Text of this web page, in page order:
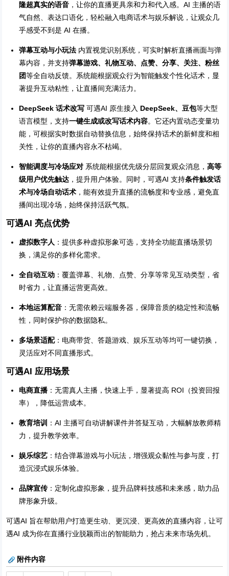
隆超真实的语音 ，让你的直播更具亲和力和代入感。AI 主播的语
气自然、表达口语化，轻松融入电商话术与娱乐解说，让观众几
乎感受不到是 AI 在播。
弹幕互动与小玩法 内置视觉识别系统，可实时解析直播画面与弹
幕内容，并支持弹幕游戏、礼物互动、点赞、分享、关注、粉丝
团等全自动反馈。系统能根据观众行为智能触发个性化话术，显
著提升互动粘性，让直播间充满活力。
DeepSeek 话术改写 可遇AI 原生接入 DeepSeek、豆包等大型
语言模型，支持一键生成或改写话术内容。它还内置动态变量功
能，可根据实时数据自动替换信息，始终保持话术的新鲜度和相
关性，让你的直播内容永不枯竭。
智能调度与冷场应对 系统能根据优先级分层回复观众消息，高等
级用户优先触达 ，提升用户体验。同时，可遇AI 支持条件触发话
术与冷场自动话术 ，能有效提升直播的流畅度和专业感，避免直
播间出现冷场，始终保持活跃气氛。
可遇AI 亮点优势
虚拟数字人 ：提供多种虚拟形象可选，支持全功能直播场景切
换，满足你的多样化需求。
全自动互动 ：覆盖弹幕、礼物、点赞、分享等常见互动类型，省
时省力，让直播运营更高效。
本地运算配音 ：无需依赖云端服务器，保障音质的稳定性和流畅
性，同时保护你的数据隐私。
多场景适配：电商带货、答题游戏、娱乐互动等均可一键切换，
灵活应对不同直播形式。
可遇AI 应用场景
电商直播 ：无需真人主播，快速上手，显著提高 ROI（投资回报
率），降低运营成本。
教育培训
：AI 主播可自动讲解课件并答疑互动，大幅解放教师精
力，提升教学效率。
娱乐综艺 ：结合弹幕游戏与小玩法，增强观众黏性与参与度，打
造沉浸式娱乐体验。
品牌宣传 ：定制化虚拟形象，提升品牌科技感和未来感，助力品
牌形象升级。
可遇AI 旨在帮助用户打造更生动、更沉浸、更高效的直播内容，让可
遇AI 成为你在直播行业脱颖而出的智能助力，抢占未来市场先机。
附件内容